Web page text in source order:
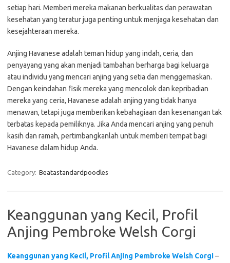
setiap hari. Memberi mereka makanan berkualitas dan perawatan
kesehatan yang teratur juga penting untuk menjaga kesehatan dan
kesejahteraan mereka.
Anjing Havanese adalah teman hidup yang indah, ceria, dan
penyayang yang akan menjadi tambahan berharga bagi keluarga
atau individu yang mencari anjing yang setia dan menggemaskan.
Dengan keindahan fisik mereka yang mencolok dan kepribadian
mereka yang ceria, Havanese adalah anjing yang tidak hanya
menawan, tetapi juga memberikan kebahagiaan dan kesenangan tak
terbatas kepada pemiliknya. Jika Anda mencari anjing yang penuh
kasih dan ramah, pertimbangkanlah untuk memberi tempat bagi
Havanese dalam hidup Anda.
Category: Beatastandardpoodles
Keanggunan yang Kecil, Profil
Anjing Pembroke Welsh Corgi
Keanggunan yang Kecil, Profil Anjing Pembroke Welsh Corgi–